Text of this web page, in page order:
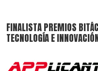
FINALISTA PREMIOS
TECNOLOGÍA E